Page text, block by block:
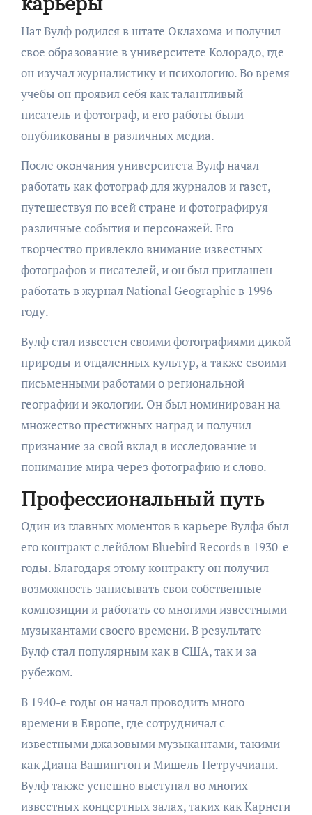
Нат Вулф родился в штате Оклахома и получил
свое образование в университете Колорадо, где
он изучал журналистику и психологию. Во время
учебы он проявил себя как талантливый
писатель и фотограф, и его работы были
опубликованы в различных медиа.
После окончания университета Вулф начал
работать как фотограф для журналов и газет,
путешествуя по всей стране и фотографируя
различные события и персонажей. Его
творчество привлекло внимание известных
фотографов и писателей, и он был приглашен
работать в журнал National Geographic в 1996
году.
Вулф стал известен своими фотографиями дикой
природы и отдаленных культур, а также своими
письменными работами о региональной
географии и экологии. Он был номинирован на
множество престижных наград и получил
признание за свой вклад в исследование и
понимание мира через фотографию и слово.
Профессиональный путь
Один из главных моментов в карьере Вулфа был
его контракт с лейблом Bluebird Records в 1930-е
годы. Благодаря этому контракту он получил
возможность записывать свои собственные
композиции и работать со многими известными
музыкантами своего времени. В результате
Вулф стал популярным как в США, так и за
рубежом.
В 1940-е годы он начал проводить много
времени в Европе, где сотрудничал с
известными джазовыми музыкантами, такими
как Диана Вашингтон и Мишель Петруччиани.
Вулф также успешно выступал во многих
известных концертных залах, таких как Карнеги